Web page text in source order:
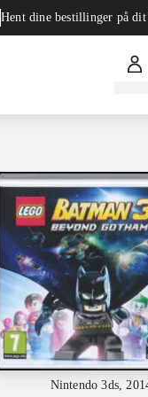
Hent dine bestillinger på
Nintendo 3ds,